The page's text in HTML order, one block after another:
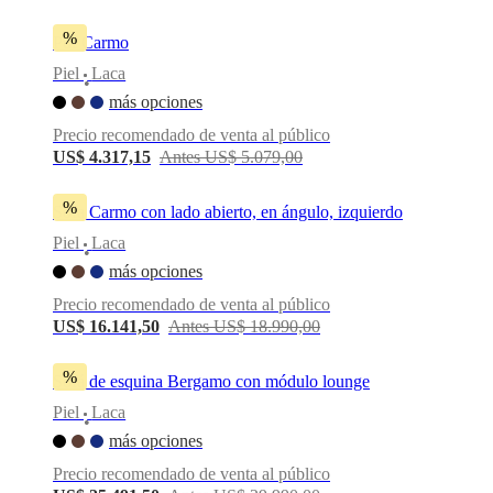
%
Puf Carmo
Piel
•
Laca
más opciones
Precio recomendado de venta al público
US$ 4.317,15 Antes US$ 5.079,00
%
Sofa Carmo con lado abierto, en ángulo, izquierdo
Piel
•
Laca
más opciones
Precio recomendado de venta al público
US$ 16.141,50 Antes US$ 18.990,00
%
Sofá de esquina Bergamo con módulo lounge
Piel
•
Laca
más opciones
Precio recomendado de venta al público